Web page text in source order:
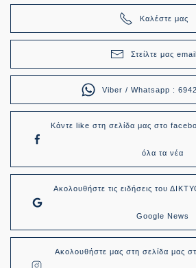
Καλέστε μας
Στείλτε μας email
Viber / Whatsapp :
Κάντε like στη σελίδα μας στο
όλα τα νέα
Ακολουθήστε τις ειδήσεις του
Google News
Ακολουθήστε μας στη σελίδα μας